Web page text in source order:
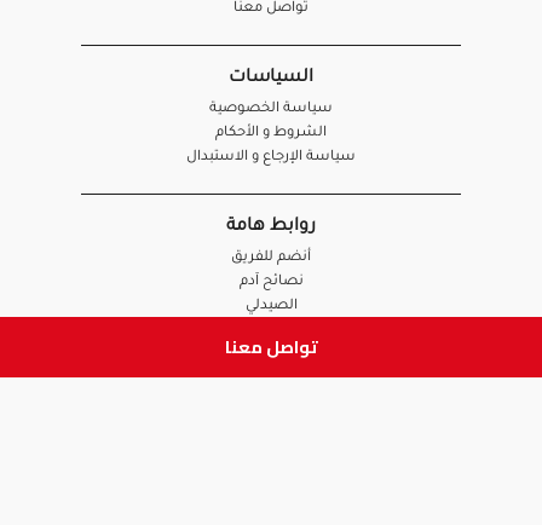
تواصل معنا
تواصل معنا
السياسات
سياسة الخصوصية
الشروط و الأحكام
سياسة الإرجاع و الاستبدال
روابط هامة
أنضم للفريق
نصائح آدم
الصيدلي